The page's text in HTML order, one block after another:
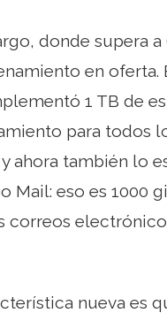
donde supera a
en oferta.
1 TB de
para todos
ahora también lo
Mail: eso es 1000
correos
nueva es